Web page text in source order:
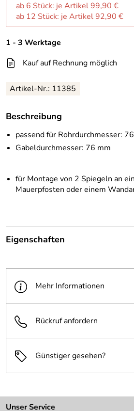
ab 6 Stück: je Artikel 99,90 €
ab 12 Stück: je Artikel 92,90 €
1 - 3 Werktage
Kauf auf Rechnung möglich
Artikel-Nr.: 11385
Beschreibung
passend für Rohrdurchmesser:
Gabeldurchmesser: 76 mm
für Montage von 2 Spiegeln an
Mauerpfosten oder einem
Eigenschaften
Hinweis
Produktbilder:
stellt keine
beachten Sie
Breite:
650 mm
für Spiegelmaß
600 x 400 mm
Mehr Informationen
Rückruf anfordern
Günstiger gesehen?
Unser Service